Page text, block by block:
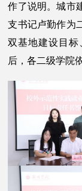
作了说明。城市
支书记卢勤作为
双基地建设目标
后，各二级学院